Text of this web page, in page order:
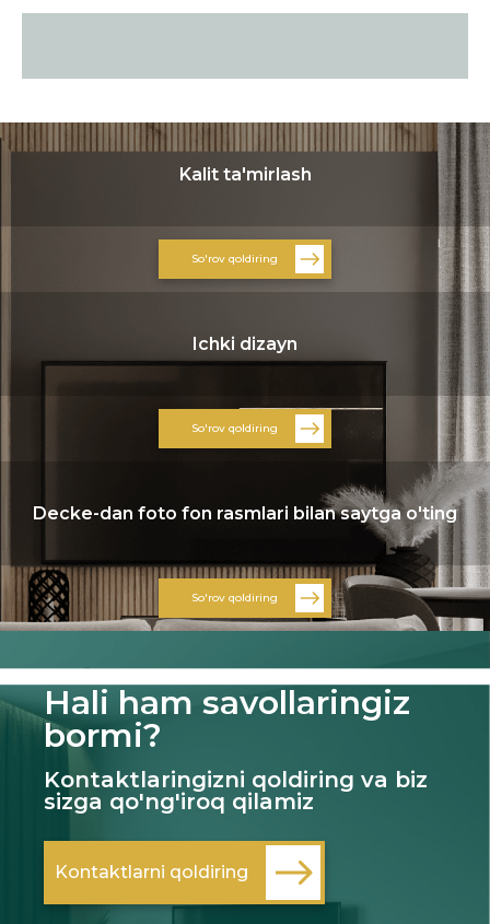
Kalit ta'mirlash
So'rov qoldiring
Ichki dizayn
So'rov qoldiring
Decke-dan foto fon rasmlari bilan saytga o'ting
So'rov qoldiring
Hali ham savollaringiz
bormi?
Kontaktlaringizni qoldiring va biz
sizga qo'ng'iroq qilamiz
Kontaktlarni qoldiring